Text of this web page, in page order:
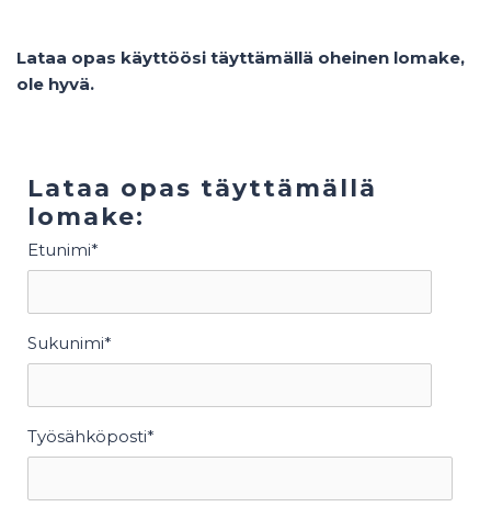
Lataa opas käyttöösi täyttämällä oheinen lomake,
ole hyvä.
Lataa opas täyttämällä
lomake:
Etunimi*
Sukunimi*
Työsähköposti*